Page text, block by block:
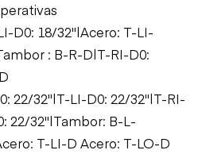
D0: 18/32"|Acero: T-LI-
: B-R-D|T-RI-D0:
22/32"|T-LI-D0: 22/32"|T-RI-
22/32"|Tambor: B-L-
T-LI-D Acero: T-LO-D